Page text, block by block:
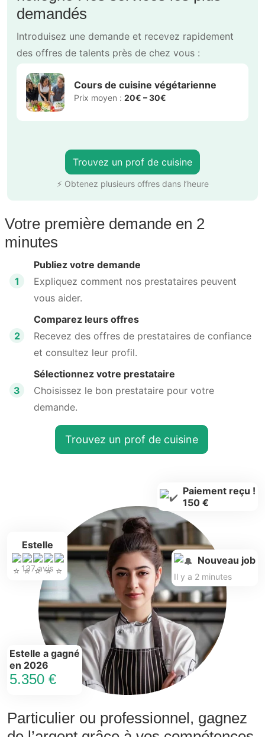
demandés
Introduisez une demande et recevez rapidement
des offres de talents près de chez vous :
Cours de cuisine végétarienne
Prix moyen : 20€ – 30€
Trouvez un prof de cuisine
⚡ Obtenez plusieurs offres dans l’heure
Votre première demande en 2
minutes
1
Publiez votre demande
Expliquez comment nos prestataires peuvent
vous aider.
2
Comparez leurs offres
Recevez des offres de prestataires de confiance
et consultez leur profil.
3
Sélectionnez votre prestataire
Choisissez le bon prestataire pour votre
demande.
Trouvez un prof de cuisine
Particulier ou professionnel, gagnez
Estelle
137 avis
Estelle a gagné
en 2026
5.350 €
Paiement reçu !
150 €
Nouveau job
Il y a 2 minutes